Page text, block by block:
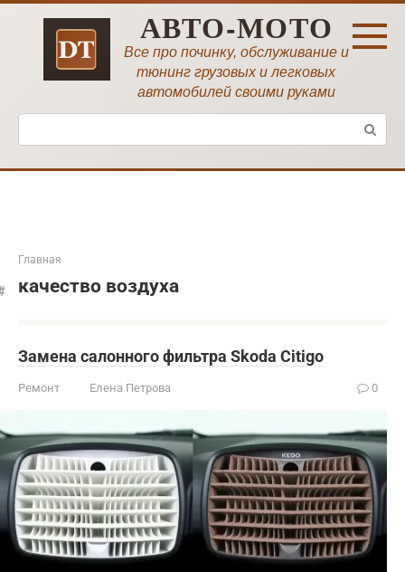
Перейти
АВТО-МОТО
Все про починку, обслуживание и
тюнинг грузовых и легковых
автомобилей своими руками
Поиск:
Главная
качество воздуха
Замена салонного фильтра Skoda Citigo
Ремонт Елена Петрова 0